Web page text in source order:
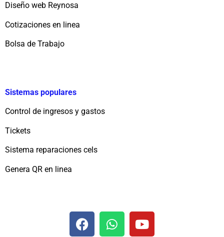
Diseño web Reynosa
Cotizaciones en linea
Bolsa de Trabajo
Sistemas populares
Control de ingresos y gastos
Tickets
Sistema reparaciones cels
Genera QR en linea